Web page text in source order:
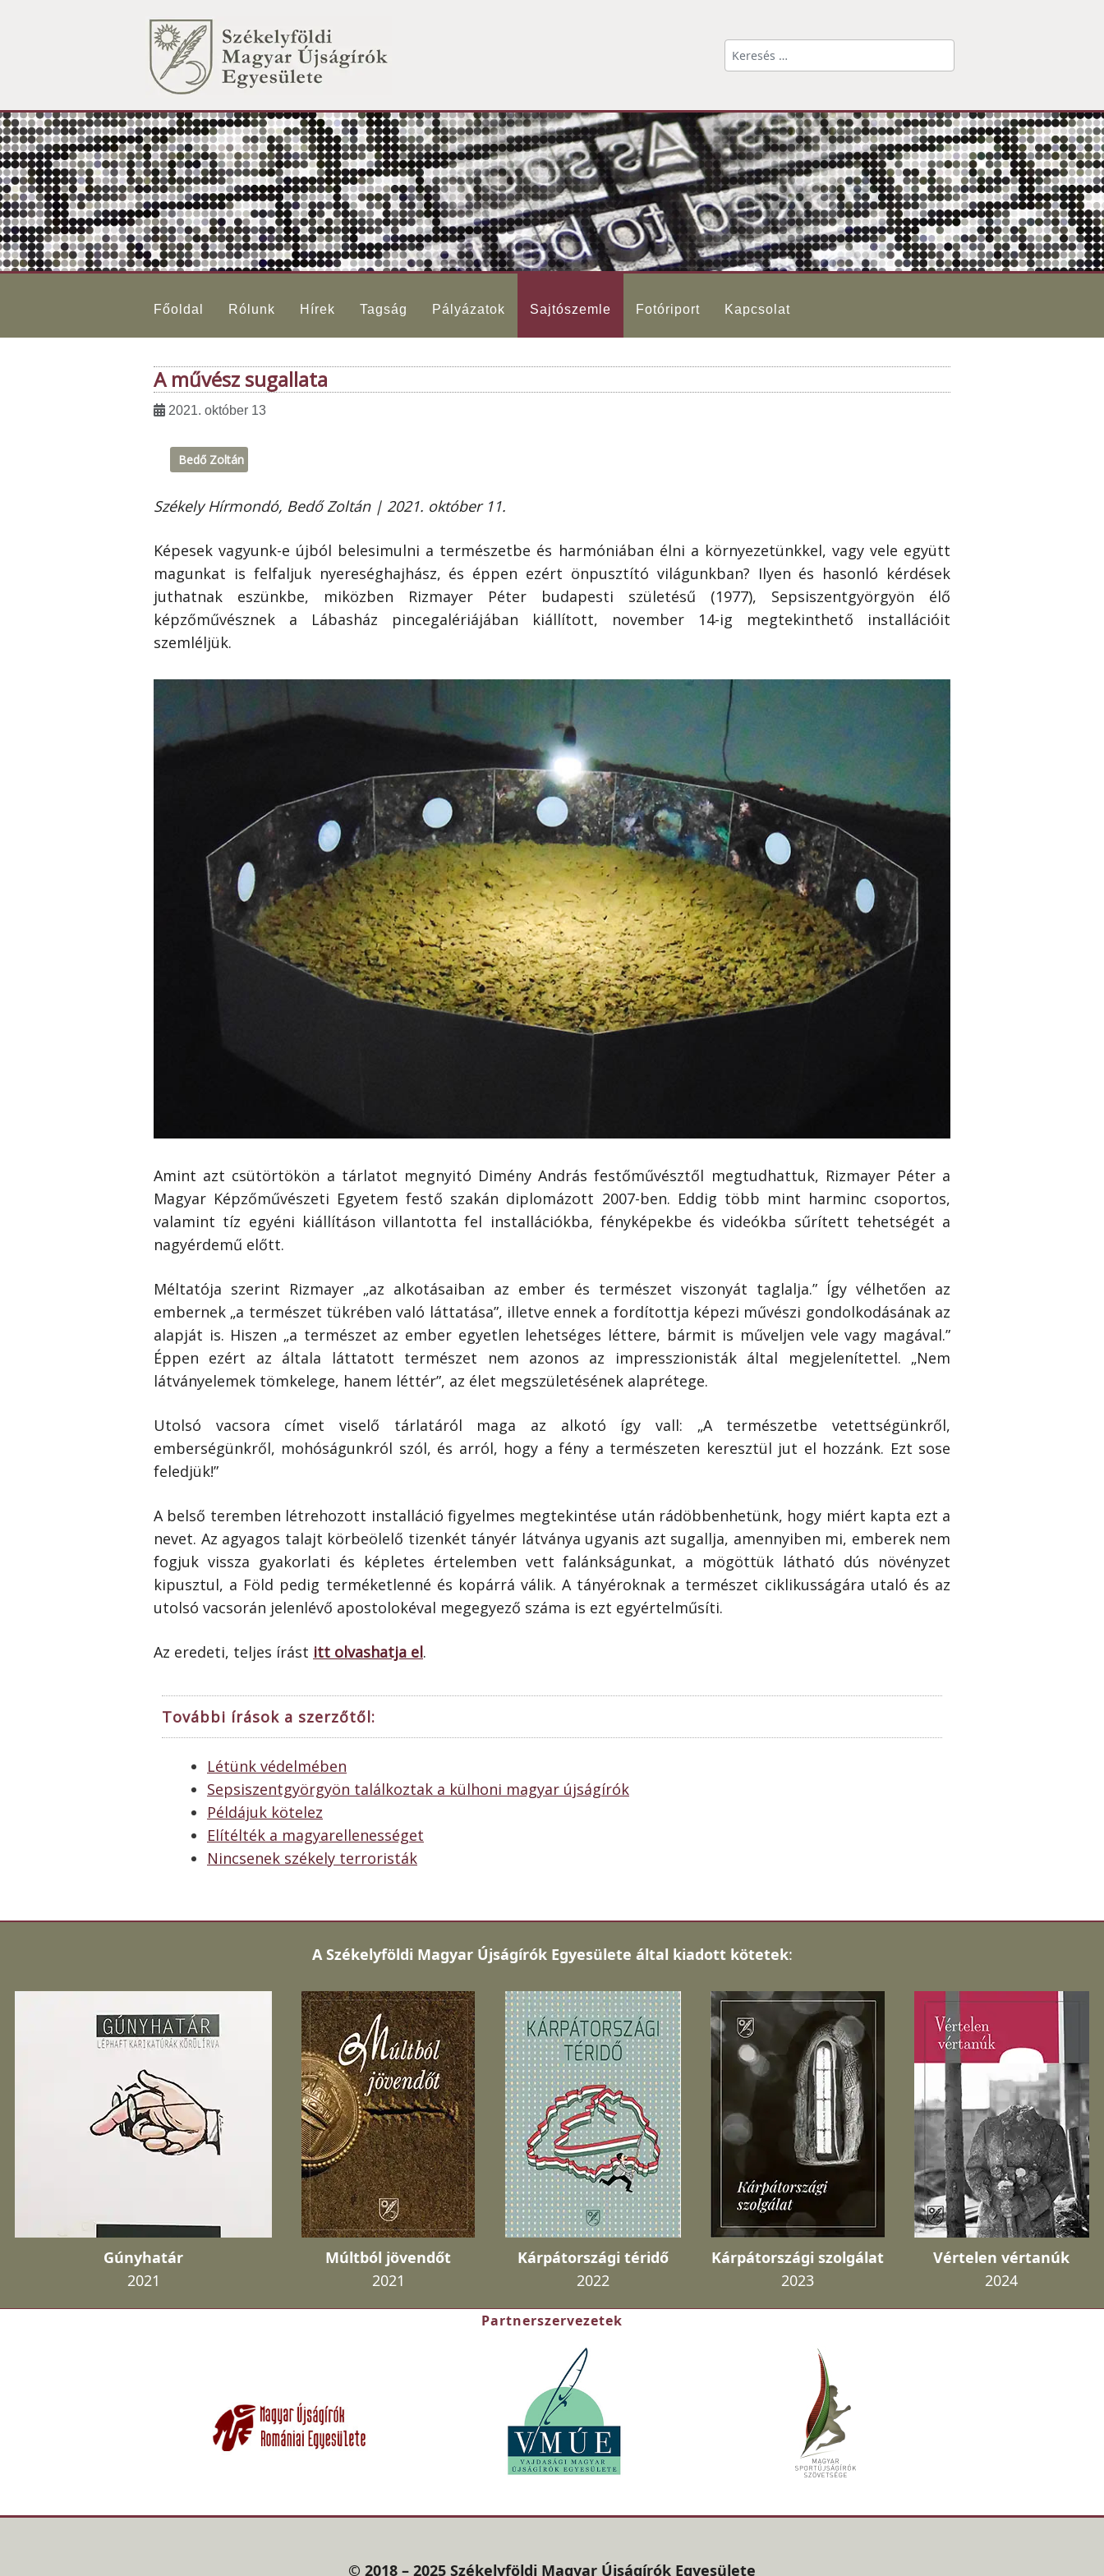
Főoldal Rólunk Hírek Tagság Pályázatok Sajtószemle Fotóriport Kapcsolat
A művész sugallata
2021. október 13
Bedő Zoltán
Székely Hírmondó, Bedő Zoltán | 2021. október 11.
Képesek vagyunk-e újból belesimulni a természetbe és harmóniában élni a környezetünkkel, vagy vele együtt
magunkat is felfaljuk nyereséghajhász, és éppen ezért önpusztító világunkban? Ilyen és hasonló kérdések
juthatnak eszünkbe, miközben Rizmayer Péter budapesti születésű (1977), Sepsiszentgyörgyön élő
képzőművésznek a Lábasház pincegalériájában kiállított, november 14-ig megtekinthető installációit
szemléljük.
Amint azt csütörtökön a tárlatot megnyitó Dimény András festőművésztől megtudhattuk, Rizmayer Péter a
Magyar Képzőművészeti Egyetem festő szakán diplomázott 2007-ben. Eddig több mint harminc csoportos,
valamint tíz egyéni kiállításon villantotta fel installációkba, fényképekbe és videókba sűrített tehetségét a
nagyérdemű előtt.
Méltatója szerint Rizmayer „az alkotásaiban az ember és természet viszonyát taglalja.” Így vélhetően az
embernek „a természet tükrében való láttatása”, illetve ennek a fordítottja képezi művészi gondolkodásának az
alapját is. Hiszen „a természet az ember egyetlen lehetséges léttere, bármit is műveljen vele vagy magával.”
Éppen ezért az általa láttatott természet nem azonos az impresszionisták által megjelenítettel. „Nem
látványelemek tömkelege, hanem léttér”, az élet megszületésének alaprétege.
Utolsó vacsora címet viselő tárlatáról maga az alkotó így vall: „A természetbe vetettségünkről,
emberségünkről, mohóságunkról szól, és arról, hogy a fény a természeten keresztül jut el hozzánk. Ezt sose
feledjük!”
A belső teremben létrehozott installáció figyelmes megtekintése után rádöbbenhetünk, hogy miért kapta ezt a
nevet. Az agyagos talajt körbeölelő tizenkét tányér látványa ugyanis azt sugallja, amennyiben mi, emberek nem
fogjuk vissza gyakorlati és képletes értelemben vett falánkságunkat, a mögöttük látható dús növényzet
kipusztul, a Föld pedig terméketlenné és kopárrá válik. A tányéroknak a természet ciklikusságára utaló és az
utolsó vacsorán jelenlévő apostolokéval megegyező száma is ezt egyértelműsíti.
Az eredeti, teljes írást itt olvashatja el.
További írások a szerzőtől:
Létünk védelmében
Sepsiszentgyörgyön találkoztak a külhoni magyar újságírók
Példájuk kötelez
Elítélték a magyarellenességet
Nincsenek székely terroristák
A Székelyföldi Magyar Újságírók Egyesülete által kiadott kötetek:
Gúnyhatár
2021
Múltból jövendőt
2021
Kárpátországi téridő
2022
Kárpátországi szolgálat
2023
Vértelen vértanúk
2024
Partnerszervezetek
© 2018 – 2025 Székelyföldi Magyar Újságírók Egyesülete